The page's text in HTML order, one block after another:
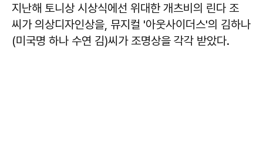
지난해 토니상 시상식에선 위대한 개츠비의 린다 조
씨가 의상디자인상을, 뮤지컬 '아웃사이더스'의 김하나
(미국명 하나 수연 김)씨가 조명상을 각각 받았다.